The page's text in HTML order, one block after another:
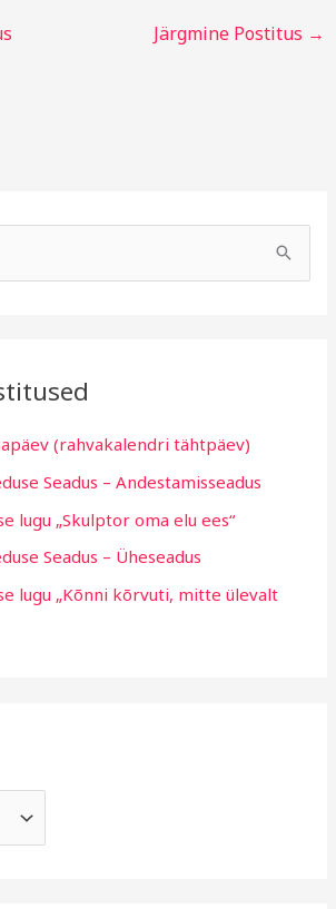
Järgmine Postitus →
(rahvakalendri tähtpäev)
Seadus – Andestamisseadus
lugu „Skulptor oma elu ees“
Seadus – Üheseadus
lugu „Kõnni kõrvuti, mitte ülevalt